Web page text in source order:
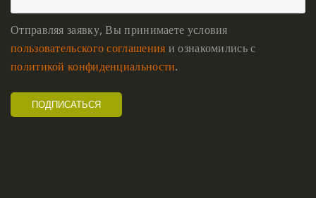
Отправляя заявку, Вы принимаете условия
пользовательского соглашения и ознакомились с
политикой конфиденциальности.